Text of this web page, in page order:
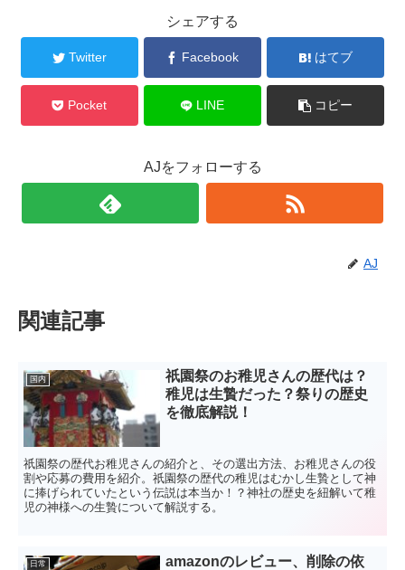
シェアする
Twitter Facebook はてブ
Pocket LINE コピー
AJをフォローする
AJ
関連記事
国内
祇園祭のお稚児さんの歴代は？
稚児は生贄だった？祭りの歴史
を徹底解説！
祇園祭の歴代お稚児さんの紹介と、その選出方法、お稚児さんの役
割や応募の費用を紹介。祇園祭の歴代の稚児はむかし生贄として神
に捧げられていたという伝説は本当か！？神社の歴史を紐解いて稚
児の神様への生贄について解説する。
日常
amazonのレビュー、削除の依